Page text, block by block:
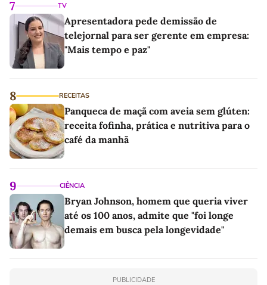
7 TV
Apresentadora pede demissão de
telejornal para ser gerente em empresa:
"Mais tempo e paz"
8 RECEITAS
Panqueca de maçã com aveia sem glúten:
receita fofinha, prática e nutritiva para o
café da manhã
9 CIÊNCIA
Bryan Johnson, homem que queria viver
até os 100 anos, admite que "foi longe
demais em busca pela longevidade"
PUBLICIDADE